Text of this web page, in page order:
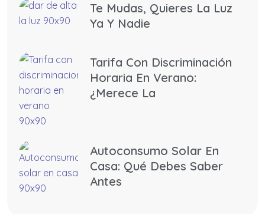
Te Mudas, Quieres La Luz
Ya Y Nadie
Tarifa Con Discriminación
Horaria En Verano:
¿merece La
Autoconsumo Solar En
Casa: Qué Debes Saber
Antes